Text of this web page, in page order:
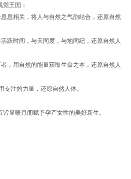
王国：
息相关，将人与自然之气韵结合，还原自然
跃时间，与天同度，与地同纪，还原自然人
，用自然的能量获取生命之本，还原自然人
专注的力量，还原自然人体。
显暖月阁赋予孕产女性的美好新生。